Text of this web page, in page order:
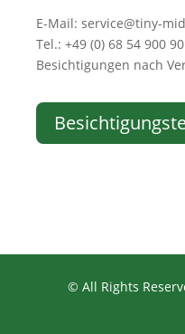
E-Mail: service@tiny-
Tel.: +49 (0) 68 54 900
Besichtigungen nach
© All Rights